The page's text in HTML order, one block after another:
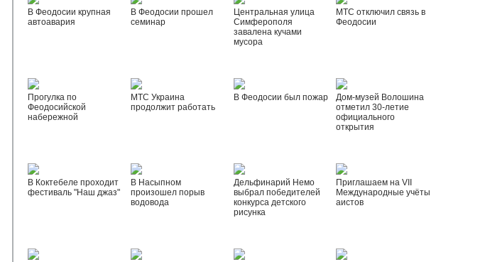
В Феодосии крупная
автоавария
В Феодосии прошел
семинар
Центральная улица
Симферополя
завалена кучами
мусора
МТС отключил связь в
Феодосии
Прогулка по
Феодосийской
набережной
МТС Украина
продолжит работать
В Феодосии был пожар
Дом-музей Волошина
отметил 30-летие
официального
открытия
В Коктебеле проходит
фестиваль "Наш джаз"
В Насыпном
произошел порыв
водовода
Дельфинарий Немо
выбрал победителей
конкурса детского
рисунка
Приглашаем на VII
Международные учёты
аистов